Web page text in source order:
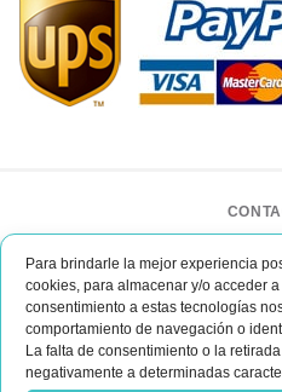
Para brindarle la mejor experiencia
cookies, para almacenar y/o acceder
consentimiento a estas tecnologías
comportamiento de navegación o
La falta de consentimiento o la
negativamente a determinadas
ul.
30-349